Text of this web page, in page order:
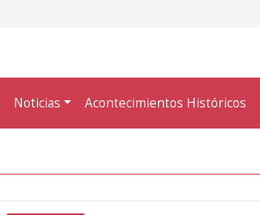
Noticias Acontecimientos Históricos